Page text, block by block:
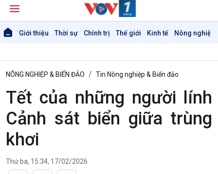
Giới thiệu Thời sự Chính trị Thế giới Kinh tế Nông nghiệp
NÔNG NGHIỆP & BIỂN ĐẢO Tin Nông nghiệp & Biển đảo
Tết của những người lính
Cảnh sát biển giữa trùng
khơi
Thứ ba, 15:34, 17/02/2026